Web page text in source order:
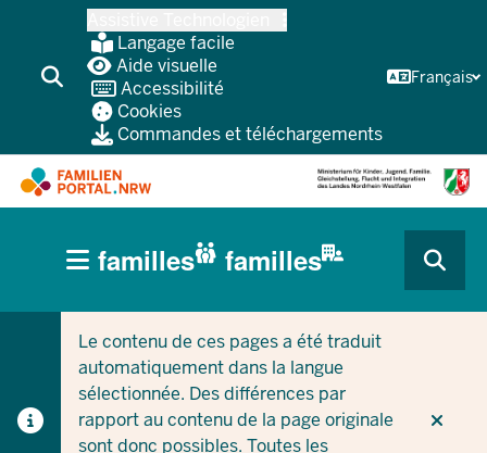
contenu
Langage facile
Aide visuelle
Accessibilité
Cookies
Commandes et téléchargements
Français
CURRENT SECTION POUR LES ENTREPRISES/
CURRENT SECTION POUR LES FAMILLES
HAUPTNAVIGATION
(BÜRGERBEREICH
familles familles
Le contenu de ces pages a été traduit
automatiquement dans la langue
sélectionnée. Des différences par
rapport au contenu de la page originale
sont donc possibles. Toutes les